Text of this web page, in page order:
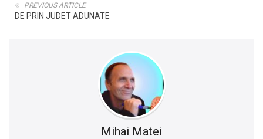
PREVIOUS ARTICLE
DE PRIN JUDET ADUNATE
Mihai Matei